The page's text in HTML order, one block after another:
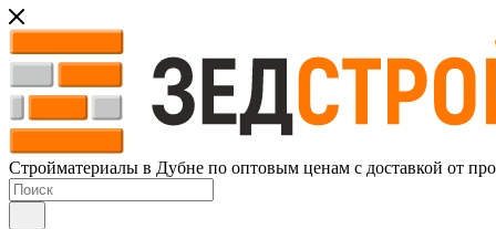
Стройматериалы в Дубне по оптовым ценам с доставкой от